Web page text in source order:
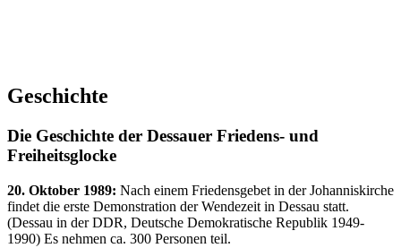
Geschichte
Die Geschichte der Dessauer Friedens- und
Freiheitsglocke
20. Oktober 1989: Nach einem Friedensgebet in der Johanniskirche
findet die erste Demonstration der Wendezeit in Dessau statt.
(Dessau in der DDR, Deutsche Demokratische Republik 1949-
1990) Es nehmen ca. 300 Personen teil.